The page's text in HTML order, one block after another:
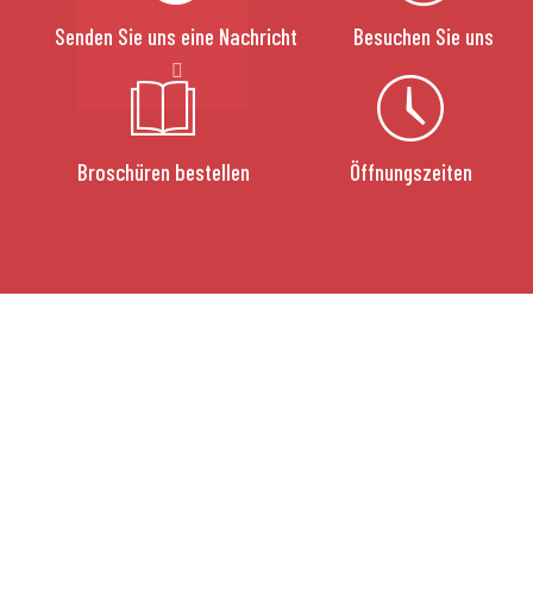
Senden Sie uns eine Nachricht Besuchen Sie uns
Broschüren bestellen Öffnungszeiten